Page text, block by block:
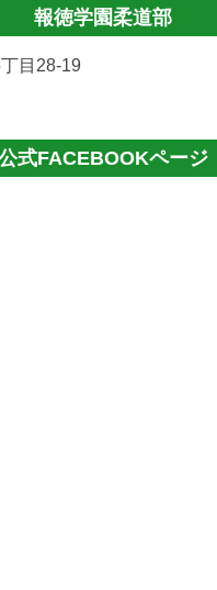
報徳学園柔道部
目28-19
式FACEBOOKページ